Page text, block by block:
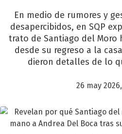
En medio de rumores y
desapercibidos, en SQP
trato de Santiago del Moro
desde su regreso a la
dieron detalles de lo
26 may